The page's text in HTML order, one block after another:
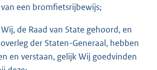
een bromfietsrijbewijs;
de Raad van State gehoord, en
der Staten-Generaal, hebben
en verstaan, gelijk Wij goedvinden